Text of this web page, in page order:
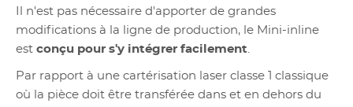
Il n'est pas nécessaire d'apporter de grandes
modifications à la ligne de production, le Mini-inline
est conçu pour s'y intégrer facilement.
Par rapport à une cartérisation laser classe 1 classique
où la pièce doit être transférée dans et en dehors du